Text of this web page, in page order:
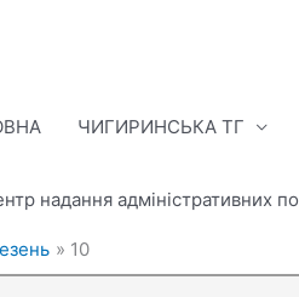
ЧИГИРИНСЬКА ТГ
надання адміністративних
10